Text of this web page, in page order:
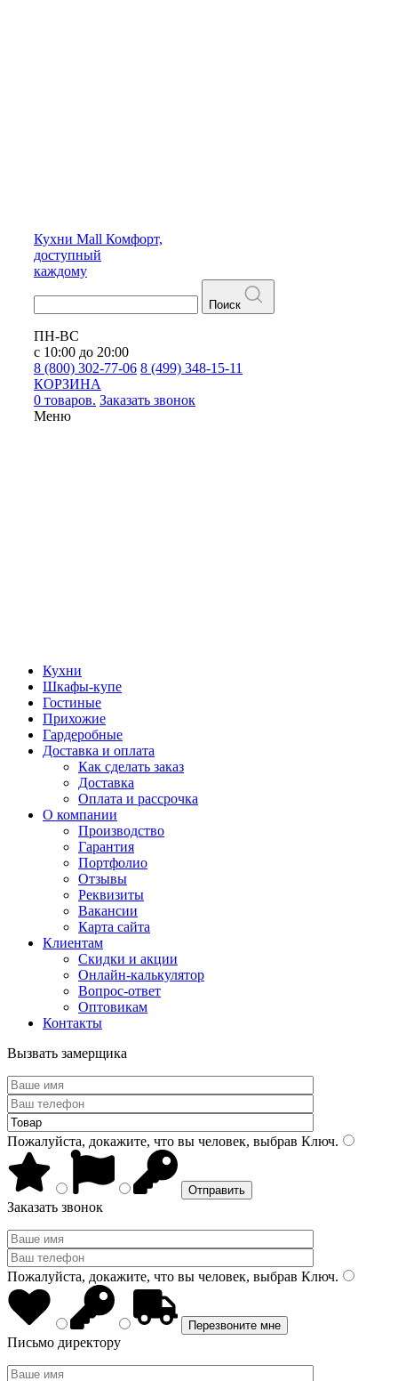
Кухни Mall Комфорт,
доступный
каждому
Поиск
ПН-ВС
с 10:00 до 20:00
8 (800) 302-77-06 8 (499) 348-15-11
КОРЗИНА
0 товаров. Заказать звонок
Меню
Кухни
Шкафы-купе
Гостиные
Прихожие
Гардеробные
Доставка и оплата
Как сделать заказ
Доставка
Оплата и рассрочка
О компании
Производство
Гарантия
Портфолио
Отзывы
Реквизиты
Вакансии
Карта сайта
Клиентам
Скидки и акции
Онлайн-калькулятор
Вопрос-ответ
Оптовикам
Контакты
Вызвать замерщика
Пожалуйста, докажите, что вы человек, выбрав Ключ.
Заказать звонок
Пожалуйста, докажите, что вы человек, выбрав Ключ.
Письмо директору